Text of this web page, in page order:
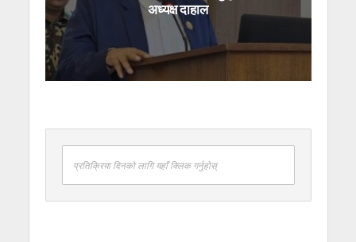
अध्यक्ष दाहाल
प्रतिक्रिया दिनको लागि यहाँ क्लिक गर्नुहोस्